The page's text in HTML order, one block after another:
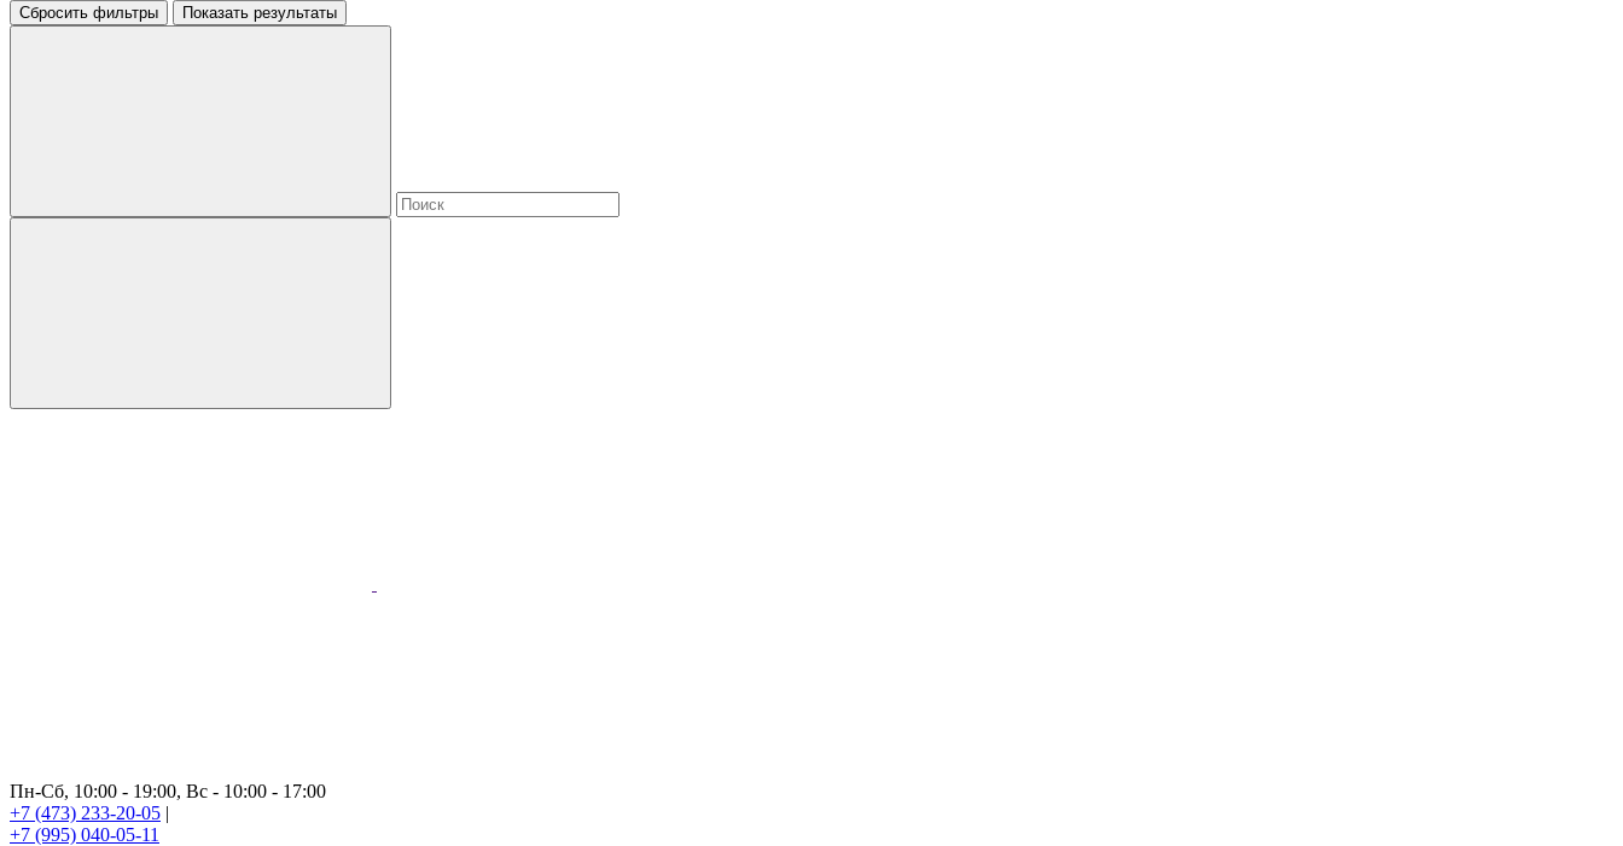
Сбросить фильтры
Показать результаты
Пн-Сб, 10:00 - 19:00, Вс - 10:00 - 17:00
+7 (473) 233-20-05 |
+7 (995) 040-05-11